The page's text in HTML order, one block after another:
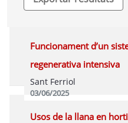
Funcionament d’un
regenerativa intensiva
Sant Ferriol
03/06/2025
Programa
Usos de la llana en